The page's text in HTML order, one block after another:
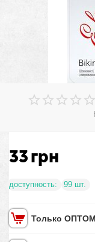
33грн
доступность: 99 шт.
Только ОПТОМ